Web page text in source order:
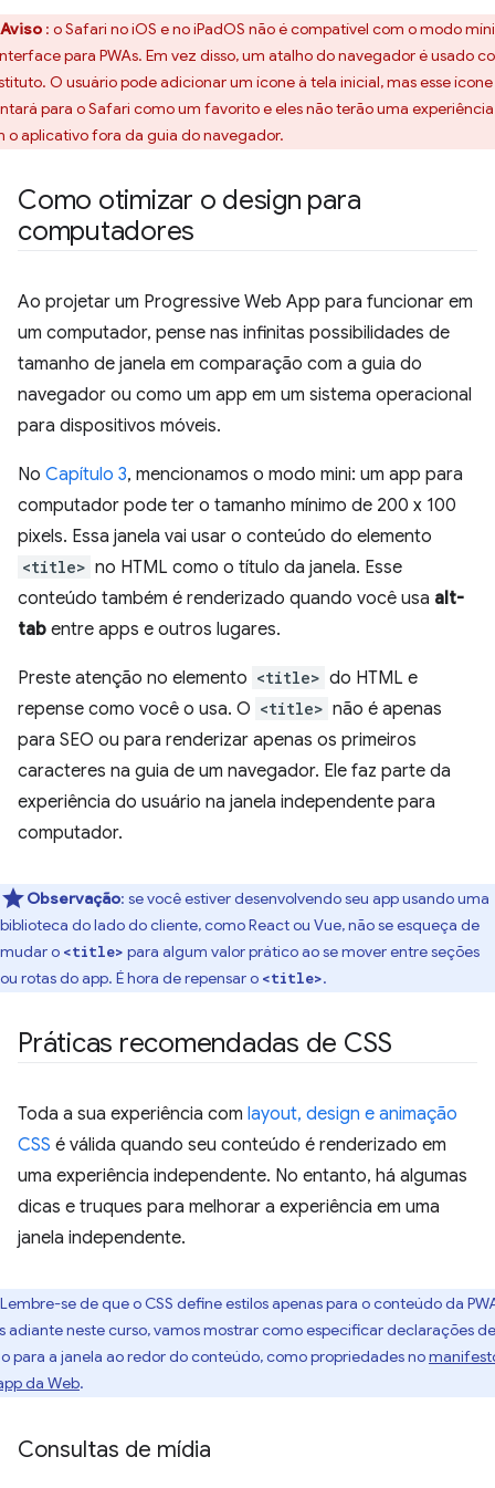
Aviso : o Safari no iOS e no iPadOS não é compatível com o modo
para PWAs. Em vez disso, um atalho do navegador é usado
O usuário pode adicionar um ícone à tela inicial, mas esse ícone
para o Safari como um favorito e eles não terão uma experiência
o aplicativo fora da guia do navegador.
Como otimizar o design para
computadores
Ao projetar um Progressive Web App para funcionar em
um computador, pense nas infinitas possibilidades de
tamanho de janela em comparação com a guia do
navegador ou como um app em um sistema operacional
para dispositivos móveis.
No Capítulo 3, mencionamos o modo mini: um app para
computador pode ter o tamanho mínimo de 200 x 100
pixels. Essa janela vai usar o conteúdo do elemento
<title> no HTML como o título da janela. Esse
conteúdo também é renderizado quando você usa alt-
tab entre apps e outros lugares.
Preste atenção no elemento <title> do HTML e
repense como você o usa. O <title> não é apenas
para SEO ou para renderizar apenas os primeiros
caracteres na guia de um navegador. Ele faz parte da
experiência do usuário na janela independente para
computador.
Observação: se você estiver desenvolvendo seu app usando uma
biblioteca do lado do cliente, como React ou Vue, não se esqueça de
mudar o <title> para algum valor prático ao se mover entre seções
ou rotas do app. É hora de repensar o <title>.
Práticas recomendadas de CSS
Toda a sua experiência com layout, design e animação
CSS é válida quando seu conteúdo é renderizado em
uma experiência independente. No entanto, há algumas
dicas e truques para melhorar a experiência em uma
janela independente.
Lembre-se de que o CSS define estilos apenas para o conteúdo da
adiante neste curso, vamos mostrar como especificar declarações de
para a janela ao redor do conteúdo, como propriedades no
da Web.
Consultas de mídia